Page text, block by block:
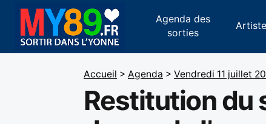
Agenda des
sorties
Accueil > Agenda > Vendredi 11 juillet
Restitution du